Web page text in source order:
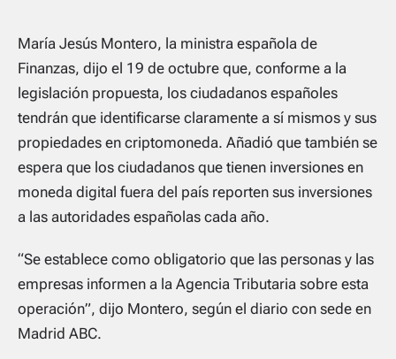
María Jesús Montero, la ministra española de
Finanzas, dijo el 19 de octubre que, conforme a la
legislación propuesta, los ciudadanos españoles
tendrán que identificarse claramente a sí mismos y sus
propiedades en criptomoneda. Añadió que también se
espera que los ciudadanos que tienen inversiones en
moneda digital fuera del país reporten sus inversiones
a las autoridades españolas cada año.
“Se establece como obligatorio que las personas y las
empresas informen a la Agencia Tributaria sobre esta
operación”, dijo Montero, según el diario con sede en
Madrid ABC.